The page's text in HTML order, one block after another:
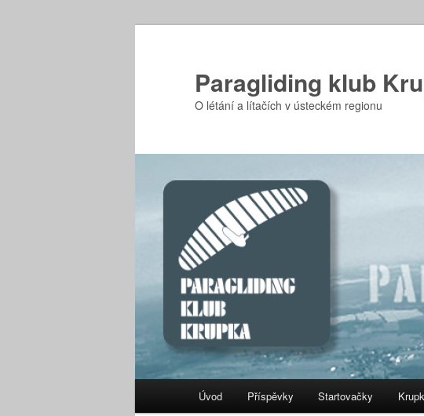
Paragliding klub
O létání a lítačích v ústeckém regionu
Úvod Příspěvky Startovačky